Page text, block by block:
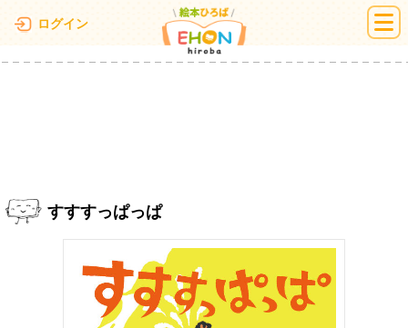
ログイン 絵本ひろば
すすすっぱっぱ